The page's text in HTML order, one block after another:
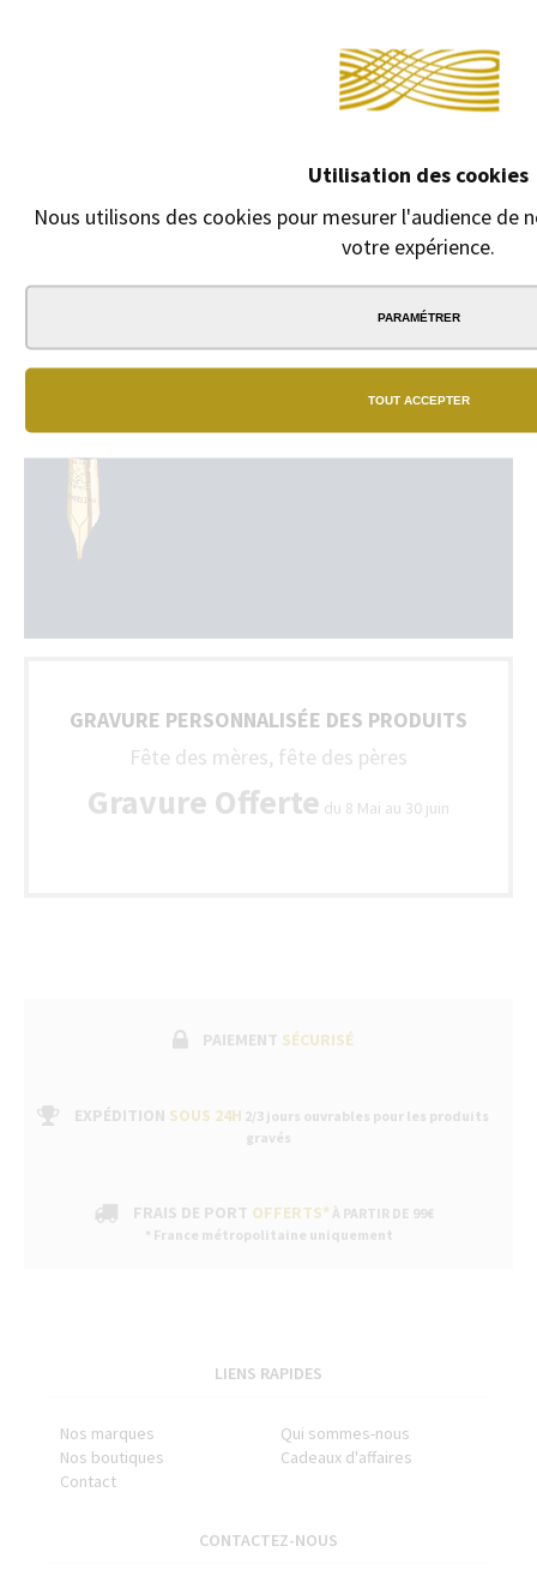
Utilisation des cookies
Nous utilisons des cookies pour mesurer l'audience
votre expérience.
PARAMÉTRER
TOUT ACCEPTER
GRAVURE PERSONNALISÉE DES PRODUITS
Fête des mères, fête des pères
Gravure Offerte du 8 Mai au 30 juin
PAIEMENT SÉCURISÉ
EXPÉDITION SOUS 24H 2/3 jours ouvrables pour les produits
gravés
FRAIS DE PORT OFFERTS* À PARTIR DE 99€
* France métropolitaine uniquement
LIENS RAPIDES
Nos marques
Qui sommes-nous
Nos boutiques
Cadeaux d'affaires
Contact
CONTACTEZ-NOUS